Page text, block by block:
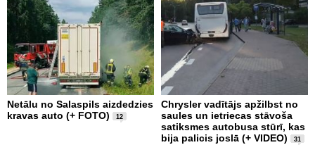
Netālu no Salaspils aizdedzies
kravas auto (+ FOTO)
12
Chrysler vadītājs apžilbst no
saules un ietriecas stāvoša
satiksmes autobusa stūrī, kas
bija palicis joslā (+ VIDEO)
31